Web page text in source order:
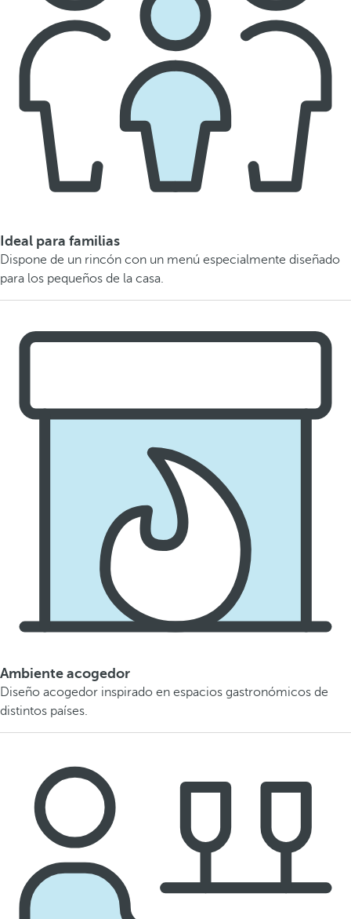
Ideal para familias
Dispone de un rincón con un menú especialmente diseñado
para los pequeños de la casa.
Ambiente acogedor
Diseño acogedor inspirado en espacios gastronómicos de
distintos países.